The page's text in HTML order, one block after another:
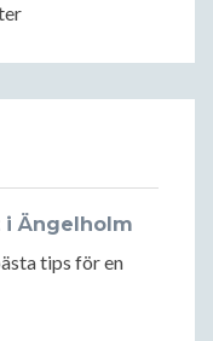
Ängelholm
tips för en